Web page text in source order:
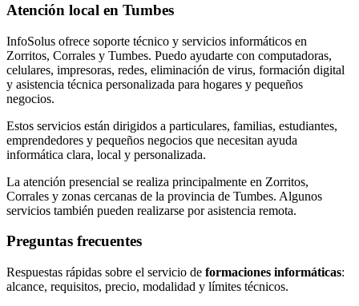
Atención local en Tumbes
InfoSolus ofrece soporte técnico y servicios informáticos en
Zorritos, Corrales y Tumbes. Puedo ayudarte con computadoras,
celulares, impresoras, redes, eliminación de virus, formación digital
y asistencia técnica personalizada para hogares y pequeños
negocios.
Estos servicios están dirigidos a particulares, familias, estudiantes,
emprendedores y pequeños negocios que necesitan ayuda
informática clara, local y personalizada.
La atención presencial se realiza principalmente en Zorritos,
Corrales y zonas cercanas de la provincia de Tumbes. Algunos
servicios también pueden realizarse por asistencia remota.
Preguntas frecuentes
Respuestas rápidas sobre el servicio de formaciones informáticas:
alcance, requisitos, precio, modalidad y límites técnicos.